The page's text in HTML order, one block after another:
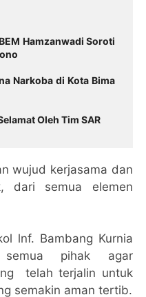
Hamzanwadi Soroti
Narkoba di Kota Bima
Oleh Tim SAR
wujud kerjasama dan
dari semua elemen
lnf. Bambang Kurnia
pihak agar
telah terjalin untuk
semakin aman tertib.